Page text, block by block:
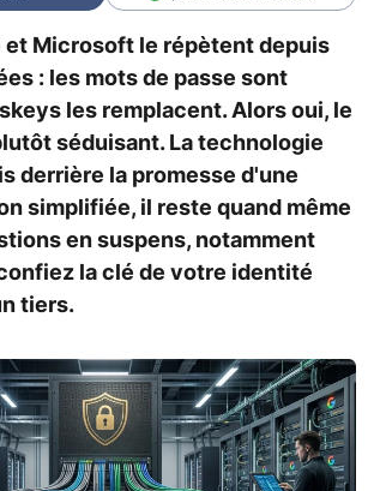
et Microsoft le répètent depuis
: les mots de passe sont
les remplacent. Alors oui, le
séduisant. La technologie
derrière la promesse d'une
simplifiée, il reste quand même
en suspens, notamment
la clé de votre identité
tiers.